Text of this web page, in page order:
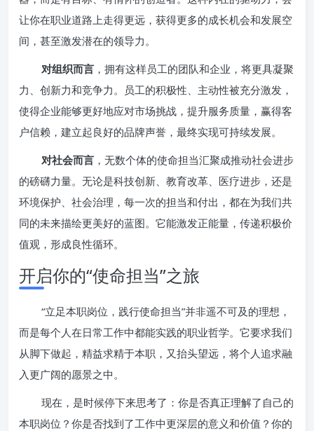
让你在职业道路上走得更远，获得更多的成长机会和发展空
间，甚至激发潜在的领导力。
对组织而言 ，拥有这样员工的团队和企业，将更具凝聚
力、创新力和竞争力。员工的积极性、主动性被充分激发，
使得企业能够更好地应对市场挑战，提升服务质量，赢得客
户信赖，建立起良好的品牌声誉，最终实现可持续发展。
对社会而言 ，无数个体的使命担当汇聚成推动社会进步
的磅礴力量。无论是科技创新、教育改革、医疗进步，还是
环境保护、社会治理，每一次的担当和付出，都在为我们共
同的未来描绘更美好的蓝图。它能激发正能量，传递积极价
值观，形成良性循环。
开启你的“使命担当”之旅
“立足本职岗位，践行使命担当”并非遥不可及的理想，
而是每个人在日常工作中都能实践的职业哲学。它要求我们
从脚下做起，精益求精于本职，又抬头望远，将个人追求融
入更广阔的愿景之中。
现在，是时候停下来思考了：你是否真正理解了自己的
本职岗位？你是否找到了工作中更深层的意义和价值？你的